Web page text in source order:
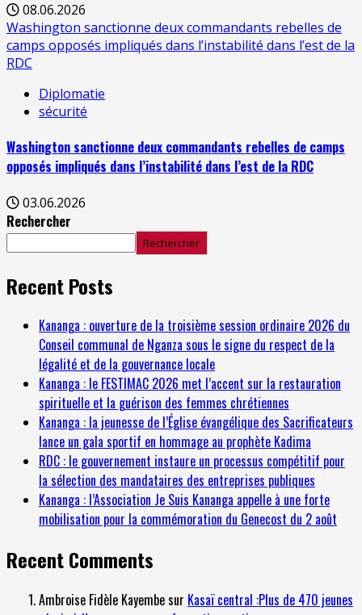
08.06.2026
Washington sanctionne deux commandants rebelles de
camps opposés impliqués dans l’instabilité dans l’est de la
RDC
Diplomatie
sécurité
Washington sanctionne deux commandants rebelles de camps
opposés impliqués dans l’instabilité dans l’est de la RDC
03.06.2026
Rechercher
Rechercher
Recent Posts
Kananga : ouverture de la troisième session ordinaire 2026 du
Conseil communal de Nganza sous le signe du respect de la
légalité et de la gouvernance locale
Kananga : le FESTIMAC 2026 met l’accent sur la restauration
spirituelle et la guérison des femmes chrétiennes
Kananga : la jeunesse de l’Église évangélique des Sacrificateurs
lance un gala sportif en hommage au prophète Kadima
RDC : le gouvernement instaure un processus compétitif pour
la sélection des mandataires des entreprises publiques
Kananga : l’Association Je Suis Kananga appelle à une forte
mobilisation pour la commémoration du Genecost du 2 août
Recent Comments
Ambroise Fidèle Kayembesur Kasaï central :Plus de 470 jeunes